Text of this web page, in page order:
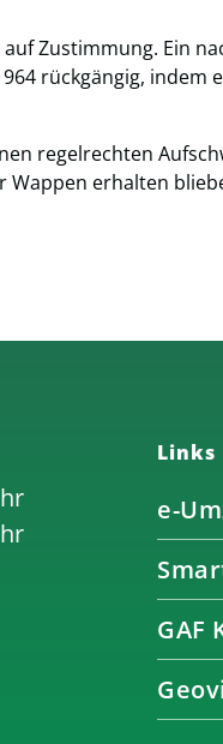
Zustimmung. Ein
rückgängig, indem
regelrechten
Wappen erhalten
Links
e-
GAF